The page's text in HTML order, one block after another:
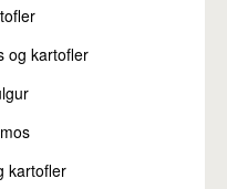
og kartofler
kartofler